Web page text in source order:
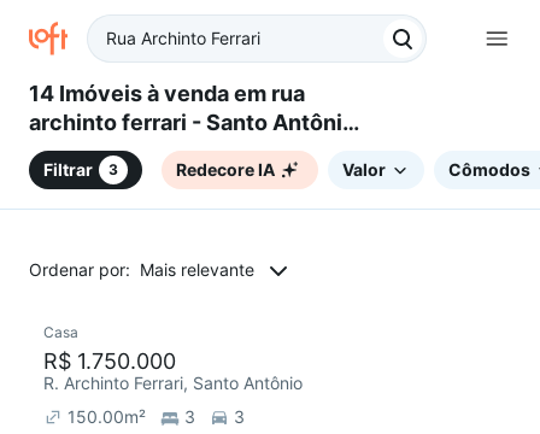
14 Imóveis à venda em rua
archinto ferrari - Santo Antônio,
São Caetano do Sul, SP
Filtrar 3 Redecore IA Valor Cômodos
Ordenar por: Mais relevante
Casa
R$ 1.750.000
R. Archinto Ferrari, Santo Antônio
150.00m² 3
3